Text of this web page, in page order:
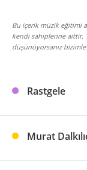
Bu içerik müzik eğitimi
kendi sahiplerine aittir.
düşünüyorsanız bizimle
Rastgele
Murat